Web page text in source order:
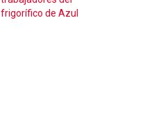
frigorífico de Azul